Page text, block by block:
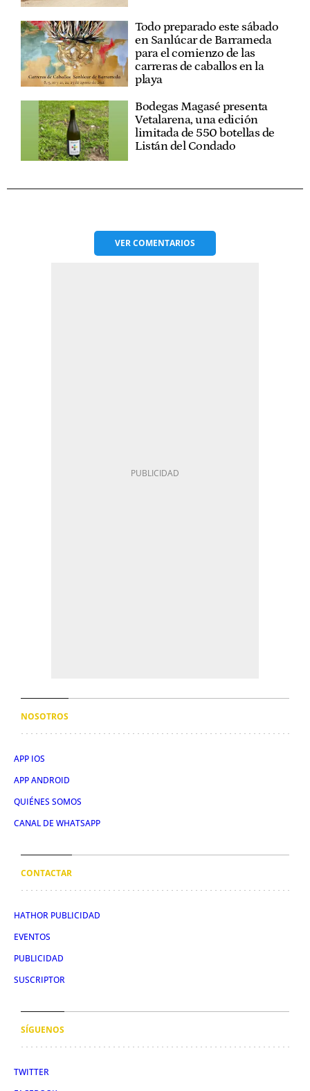
Todo preparado este sábado
en Sanlúcar de Barrameda
para el comienzo de las
carreras de caballos en la
playa
Bodegas Magasé presenta
Vetalarena, una edición
limitada de 550 botellas de
Listán del Condado
VERCOMENTARIOS
NOSOTROS
APP IOS
APP ANDROID
QUIÉNES SOMOS
CANAL DE WHATSAPP
CONTACTAR
HATHOR PUBLICIDAD
EVENTOS
PUBLICIDAD
SUSCRIPTOR
SÍGUENOS
TWITTER